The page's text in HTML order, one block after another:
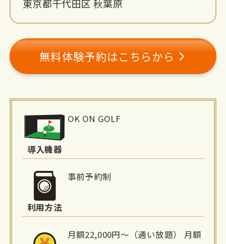
東京都千代田区 秋葉原
無料体験予約はこちらから
報
導入機器
OK ON GOLF
利用方法
事前予約制
月額22,000円〜（通い放題） 月額